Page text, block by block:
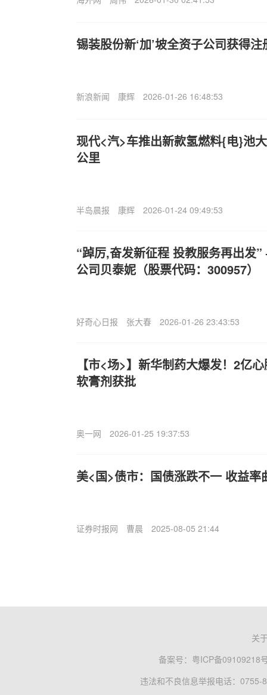
锡装股份新‘加’坡全资子公司获得
新浪新闻 康辉 2026-01-26 16:48:53
现代<汽>车推出新款氢燃料{电}池
公里
半岛晨报 康辉 2026-01-24 09:49:53
“踔厉,奋发新征程 投教服务再出
公司贝泰妮（股票代码：300957）
好奇心日报 张大春 2026-01-26 23:43:53
【市<场>】新华制药大爆发！2亿
软膏剂获批
奥一网 2026-01-25 19:37:53
美<国>债市：国债涨跌不一 收益率
证券时报网 曹晨 2025-08-05 21:44
关
备案号： 粤ICP备09109218
违法和不良信息举报电话：0755-